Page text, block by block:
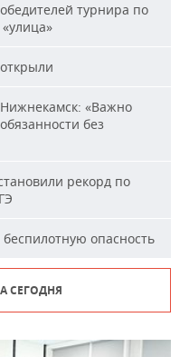
турнира по
«Важно
без
рекорд по
опасность
СЕГОДНЯ